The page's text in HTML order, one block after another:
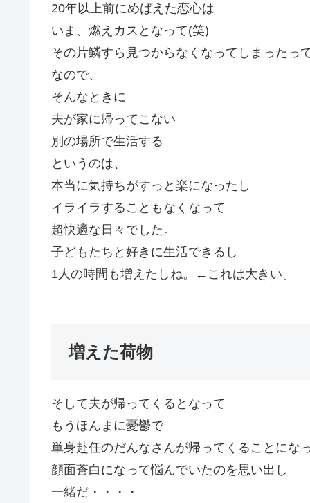
20年以上前にめばえた恋心は
いま、燃えカスとなって(笑)
その片鱗すら見つからなくなってしまったっ
なので、
そんなときに
夫が家に帰ってこない
別の場所で生活する
というのは、
本当に気持ちがすっと楽になったし
イライラすることもなくなって
超快適な日々でした。
子どもたちと好きに生活できるし
1人の時間も増えたしね。←これは大きい。
増えた荷物
そして夫が帰ってくるとなって
もうほんまに憂鬱で
単身赴任のだんなさんが帰ってくることにな
顔面蒼白になって悩んでいたのを思い出し
一緒だ・・・・